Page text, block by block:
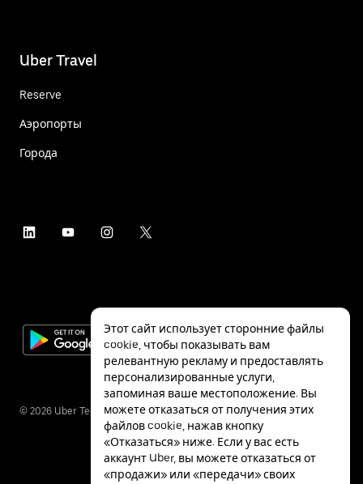
Uber Travel
Reserve
Аэропорты
Города
© 2026 Uber Technologies Inc.
Этот сайт использует сторонние файлы
cookie, чтобы показывать вам
релевантную рекламу и предоставлять
персонализированные услуги,
запоминая ваше местоположение. Вы
можете отказаться от получения этих
файлов cookie, нажав кнопку
«Отказаться» ниже. Если у вас есть
аккаунт Uber, вы можете отказаться от
«продажи» или «передачи» своих